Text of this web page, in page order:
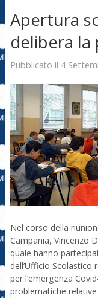
Apertura
delibera la
Pubblicato il 4
Nel corso della
Campania, Vincenzo
quale hanno
dell’Ufficio Scolastico
per l’emergenza
problematiche